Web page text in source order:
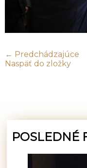
← Predchádzajúce
Naspäť do zložky
POSLEDNÉ